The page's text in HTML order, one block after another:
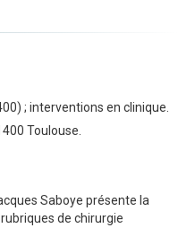
; interventions en clinique.
Toulouse.
Saboye présente la
de chirurgie